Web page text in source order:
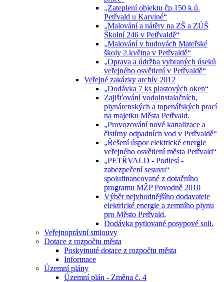
„Zateplení objektu čp.150 k.ú.
Petřvald u Karviné“
„Malování a nátěry na ZŠ a ZÚŠ
Školní 246 v Petřvaldě“
„Malování v budovách Mateřské
školy 2.května v Petřvaldě“
„Oprava a údržba vybraných úseků
veřejného osvětlení v Petřvaldě“
Veřejné zakázky archív 2012
„Dodávka 7 ks plastových oken“
Zajišťování vodoinstalačních,
plynárenských a topenářských prací
na majetku Města Petřvald.
„Provozování nové kanalizace a
čistírny odpadních vod v Petřvaldě“
„Řešení úspor elektrické energie
veřejného osvětlení města Petřvald“
„PETŘVALD - Podlesí -
zabezpečení sesuvu“
spolufinancované z dotačního
programu MŽP Povodně 2010
Výběr nejvhodnějšího dodavatele
elektrické energie a zemního plynu
pro Město Petřvald.
Dodávka pytlované posypové soli.
Veřejnoprávní smlouvy
Dotace z rozpočtu města
Poskytnuté dotace z rozpočtu města
Informace
Územní plány
Územní plán - Změna č. 4